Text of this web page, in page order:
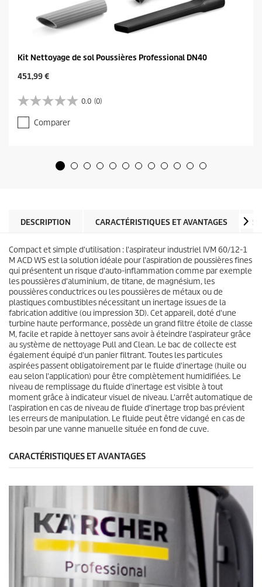
Kit Nettoyage de sol Poussières Professional DN40
C
r
e
n
p
c
e
451,99 €
0.0 (0)
0
.
0
.
Comparer
DESCRIPTION CARACTÉRISTIQUES ET AVANTAGES
Compact et simple d'utilisation : l'aspirateur industriel IVM 60/12-1
M ACD WS est la solution idéale pour l'aspiration de poussières fines
qui présentent un risque d'auto-inflammation comme par exemple
les poussières d'aluminium, de titane, de magnésium, les
poussières conductrices ou les poussières de métaux ou de
plastiques combustibles nécessitant un inertage issues de la
fabrication additive (ou impression 3D). Cet appareil, doté d'une
turbine haute performance, possède un grand filtre étoile de classe
M, facile et rapide à nettoyer sans avoir à éteindre l'aspirateur grâce
au système de nettoyage Pull and Clean. Le bac de collecte est
également équipé d'un panier filtrant. Toutes les particules
aspirées passent obligatoirement par le fluide d'inertage (huile ou
eau selon l'application) pour être complètement humidifiées. Le
niveau de remplissage du fluide d'inertage est visible à tout
moment grâce à indicateur visuel de niveau. L'arrêt automatique de
l'aspiration en cas de niveau de fluide d'inertage trop bas prévient
les erreurs de manipulation. Le fluide peut être vidangé en cas de
besoin par une vanne manuelle située en fond de cuve.
CARACTÉRISTIQUES ET AVANTAGES